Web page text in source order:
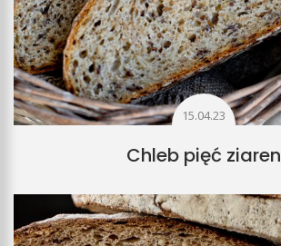
15.04.23
Chleb pięć ziaren